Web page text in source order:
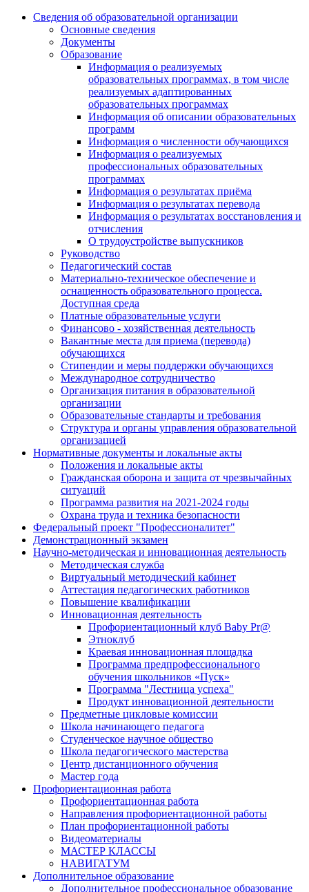
Сведения об образовательной организации
Основные сведения
Документы
Образование
Информация о реализуемых
образовательных программах, в том числе
реализуемых адаптированных
образовательных программах
Информация об описании образовательных
программ
Информация о численности обучающихся
Информация о реализуемых
профессиональных образовательных
программах
Информация о результатах приёма
Информация о результатах перевода
Информация о результатах восстановления и
отчисления
О трудоустройстве выпускников
Руководство
Педагогический состав
Материально-техническое обеспечение и
оснащенность образовательного процесса.
Доступная среда
Платные образовательные услуги
Финансово - хозяйственная деятельность
Вакантные места для приема (перевода)
обучающихся
Стипендии и меры поддержки обучающихся
Международное сотрудничество
Организация питания в образовательной
организации
Образовательные стандарты и требования
Структура и органы управления образовательной
организацией
Нормативные документы и локальные акты
Положения и локальные акты
Гражданская оборона и защита от чрезвычайных
ситуаций
Программа развития на 2021-2024 годы
Охрана труда и техника безопасности
Федеральный проект "Профессионалитет"
Демонстрационный экзамен
Научно-методическая и инновационная деятельность
Методическая служба
Виртуальный методический кабинет
Аттестация педагогических работников
Повышение квалификации
Инновационная деятельность
Профориентационный клуб Baby Pr@
Этноклуб
Краевая инновационная площадка
Программа предпрофессионального
обучения школьников «Пуск»
Программа "Лестница успеха"
Продукт инновационной деятельности
Предметные цикловые комиссии
Школа начинающего педагога
Студенческое научное общество
Школа педагогического мастерства
Центр дистанционного обучения
Мастер года
Профориентационная работа
Профориентационная работа
Направления профориентационной работы
План профориентационной работы
Видеоматериалы
МАСТЕР КЛАССЫ
НАВИГАТУМ
Дополнительное образование
Дополнительное профессиональное образование